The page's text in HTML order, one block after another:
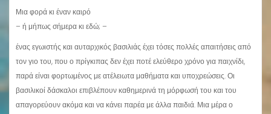
Μια φορά κι έναν καιρό
– ή μήπως σήμερα κι εδώ; –
ένας εγωιστής και αυταρχικός βασιλιάς έχει τόσες πολλές απαιτήσεις από
τον γιο του, που ο πρίγκιπας δεν έχει ποτέ ελεύθερο χρόνο για παιχνίδι,
παρά είναι φορτωμένος με ατέλειωτα μαθήματα και υποχρεώσεις. Οι
βασιλικοί δάσκαλοι επιβλέπουν καθημερινά τη μόρφωσή του και του
απαγορεύουν ακόμα και να κάνει παρέα με άλλα παιδιά. Μια μέρα ο